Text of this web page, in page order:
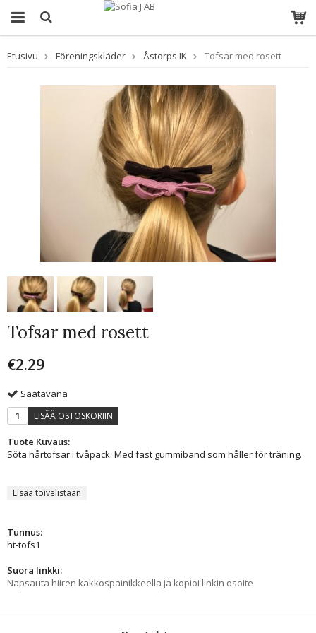
Etusivu Föreningskläder Åstorps IK Tofsar med rosett
Tofsar med rosett
€2.29
Saatavana
LISÄÄ OSTOSKORIIN
Tuote Kuvaus:
Söta hårtofsar i tvåpack. Med fast gummiband som håller för träning.
Lisää toivelistaan
Tunnus:
ht-tofs1
Suora linkki:
Napsauta hiiren kakkospainikkeella ja kopioi linkin osoite